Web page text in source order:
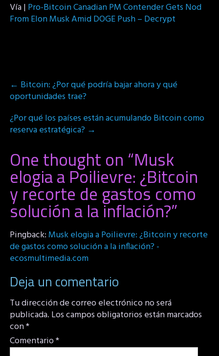
Vía | Pro-Bitcoin Canadian PM Contender Gets Nod
From Elon Musk Amid DOGE Push – Decrypt
Post
navigation
← Bitcoin: ¿Por qué podría bajar ahora y qué
oportunidades trae?
¿Por qué los países están acumulando Bitcoin como
reserva estratégica? →
One thought on “Musk
elogia a Poilievre: ¿Bitcoin
y recorte de gastos como
solución a la inflación?”
Pingback:Musk elogia a Poilievre: ¿Bitcoin y recorte
de gastos como solución a la inflación? -
ecosmultimedia.com
Deja un comentario
Tu dirección de correo electrónico no será
publicada. Los campos obligatorios están marcados
con*
Comentario*